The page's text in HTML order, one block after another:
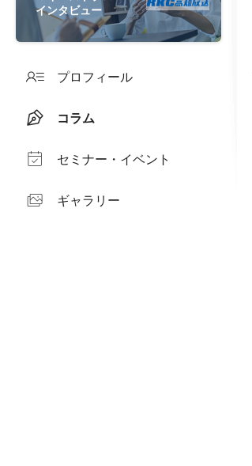
インタビュー
プロフィール
コラム
セミナー・イベント
ギャラリー